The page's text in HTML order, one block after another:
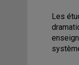
Les